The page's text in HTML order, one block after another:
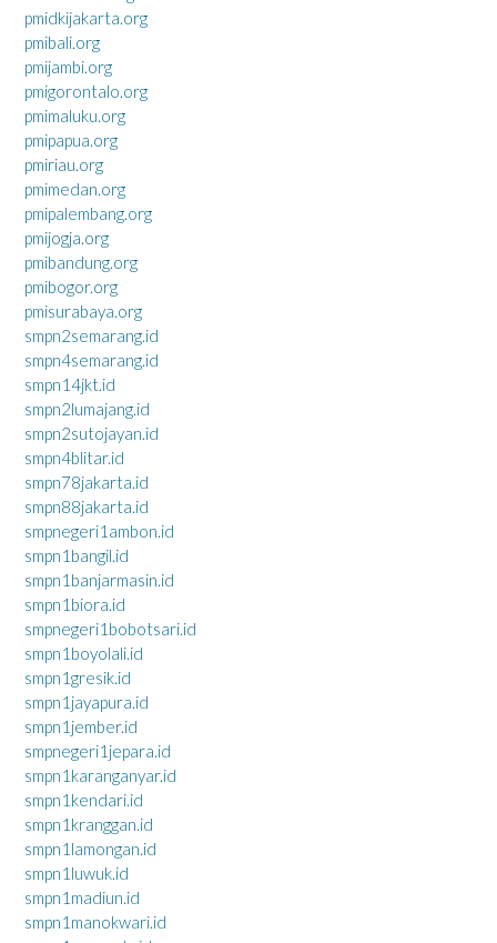
pmidkijakarta.org
pmibali.org
pmijambi.org
pmigorontalo.org
pmimaluku.org
pmipapua.org
pmiriau.org
pmimedan.org
pmipalembang.org
pmijogja.org
pmibandung.org
pmibogor.org
pmisurabaya.org
smpn2semarang.id
smpn4semarang.id
smpn14jkt.id
smpn2lumajang.id
smpn2sutojayan.id
smpn4blitar.id
smpn78jakarta.id
smpn88jakarta.id
smpnegeri1ambon.id
smpn1bangil.id
smpn1banjarmasin.id
smpn1biora.id
smpnegeri1bobotsari.id
smpn1boyolali.id
smpn1gresik.id
smpn1jayapura.id
smpn1jember.id
smpnegeri1jepara.id
smpn1karanganyar.id
smpn1kendari.id
smpn1kranggan.id
smpn1lamongan.id
smpn1luwuk.id
smpn1madiun.id
smpn1manokwari.id